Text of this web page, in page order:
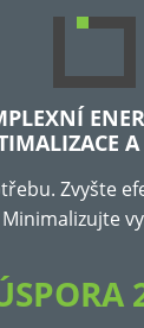
Zvyšte